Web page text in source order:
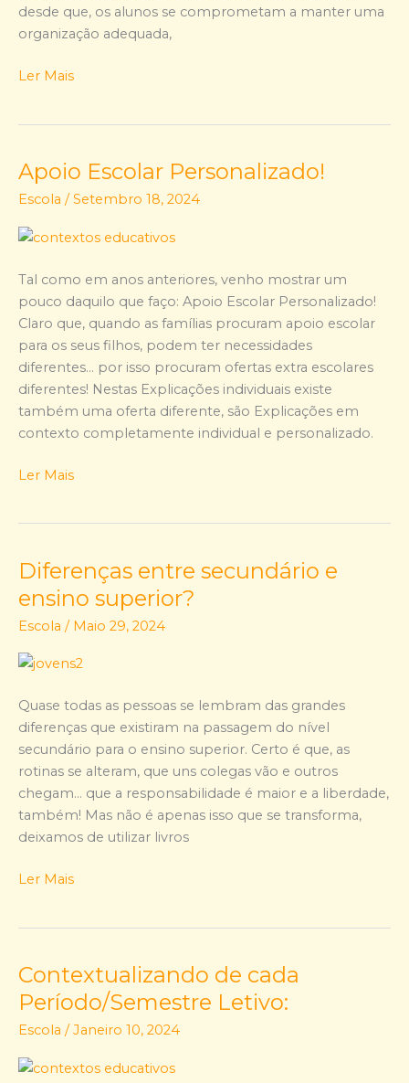
desde que, os alunos se comprometam a manter uma
organização adequada,
Ler Mais
Apoio Escolar Personalizado!
Escola /Setembro 18, 2024
Tal como em anos anteriores, venho mostrar um
pouco daquilo que faço: Apoio Escolar Personalizado!
Claro que, quando as famílias procuram apoio escolar
para os seus filhos, podem ter necessidades
diferentes… por isso procuram ofertas extra escolares
diferentes! Nestas Explicações individuais existe
também uma oferta diferente, são Explicações em
contexto completamente individual e personalizado.
Apoio
Escolar
Ler Mais
Diferenças entre secundário e
ensino superior?
Escola / Maio 29, 2024
Quase todas as pessoas se lembram das grandes
diferenças que existiram na passagem do nível
secundário para o ensino superior. Certo é que, as
rotinas se alteram, que uns colegas vão e outros
chegam… que a responsabilidade é maior e a liberdade,
também! Mas não é apenas isso que se transforma,
deixamos de utilizar livros
Diferenças
secundário
e
ensino
Ler Mais
Contextualizando de cada
Período/Semestre Letivo:
Escola /Janeiro 10, 2024
Contextualizando
de
Período/Semestre
Letivo: